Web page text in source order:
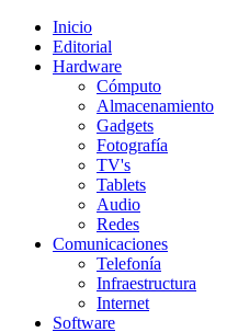
Inicio
Editorial
Hardware
Cómputo
Almacenamiento
Gadgets
Fotografía
TV's
Tablets
Audio
Redes
Comunicaciones
Telefonía
Infraestructura
Internet
Software